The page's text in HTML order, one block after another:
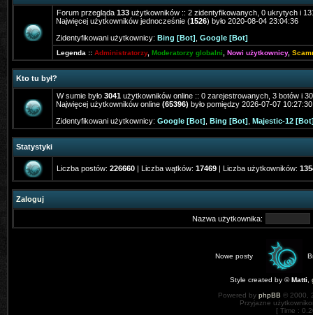
Forum przegląda 133 użytkowników :: 2 zidentyfikowanych, 0 ukrytych i
Najwięcej użytkowników jednocześnie (1526) było 2020-08-04 23:04:36
Zidentyfikowani użytkownicy: Bing [Bot] Google [Bot]
Legenda :: Administratorzy, Moderatorzy globalni Nowi użytkownicy,
Kto tu był?
W sumie było 3041 użytkowników online :: 0 zarejestrowanych, 3 botów i
Najwięcej użytkowników online (65396) było pomiędzy 2026-07-07
Zidentyfikowani użytkownicy: Google [Bot] Bing [Bot] Majestic-12
Statystyki
Liczba postów: 226660 | Liczba wątków: 17469 | Liczba użytkowników:
Zaloguj
Nazwa użytkownika:
Nowe posty
Style created by ©Matti
Powered by phpBB © 2000,
Przyjazne
[ Time :